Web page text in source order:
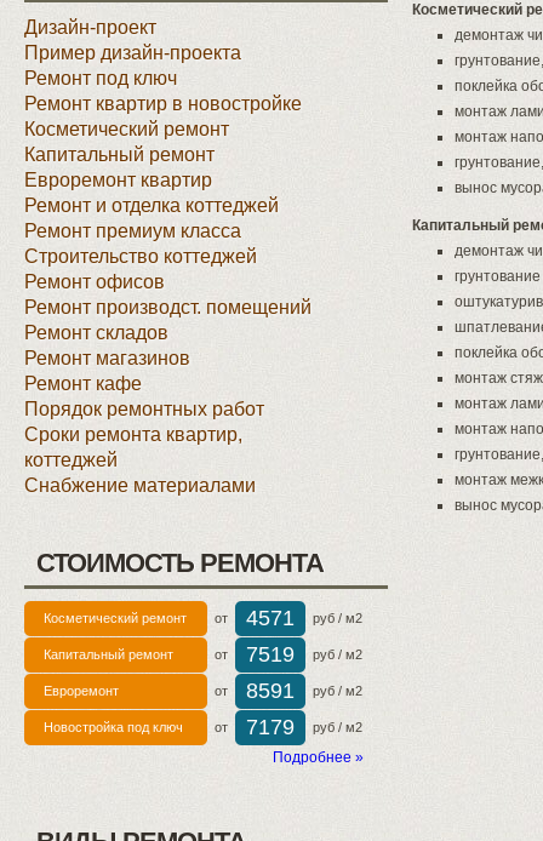
Дизайн-проект
Пример дизайн-проекта
Ремонт под ключ
Ремонт квартир в новостройке
Косметический ремонт
Капитальный ремонт
Евроремонт квартир
Ремонт и отделка коттеджей
Ремонт премиум класса
Строительство коттеджей
Ремонт офисов
Ремонт производст. помещений
Ремонт складов
Ремонт магазинов
Ремонт кафе
Порядок ремонтных работ
Сроки ремонта квартир,
коттеджей
Снабжение материалами
СТОИМОСТЬ РЕМОНТА
Косметический ремонт от 4571 руб / м2
Капитальный ремонт от 7519 руб / м2
Евроремонт от 8591 руб / м2
Новостройка под ключ от 7179 руб / м2
Подробнее »
Косметический
демонтаж
поклейка
монтаж
монтаж
вынос
Капитальный
демонтаж
поклейка
монтаж
монтаж
монтаж
монтаж
вынос